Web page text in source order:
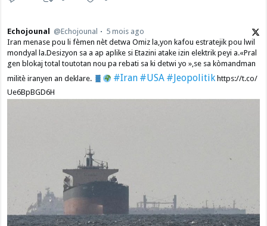
Echojounal @Echojounal
5 mois ago
Iran menase pou li fèmen nèt detwa Omiz la,yon kafou estratejik pou lwil
mondyal la.Desizyon sa a ap aplike si Etazini atake izin elektrik peyi a.​«Pral
gen blokaj total toutotan nou pa rebati sa ki detwi yo »,se sa kòmandman
militè iranyen an deklare.
#Iran #USA #Jeopolitikhttps://t.co/
Ue6BpBGD6H